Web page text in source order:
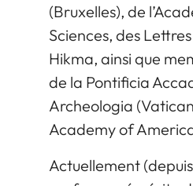
(Bruxelles), de
Sciences, des
Hikma, ainsi que
de la Pontificia
Archeologia
Academy of
Actuellement